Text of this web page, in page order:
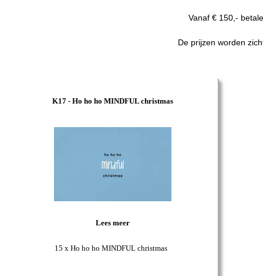
Vanaf € 150,-
De prijzen worden
K17 - Ho ho ho MINDFUL christmas
Lees meer
15 x Ho ho ho MINDFUL christmas